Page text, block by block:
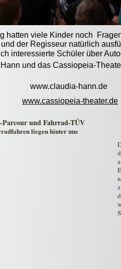
hatten viele Kinder noch
der Regisseur natürlich
interessierte Schüler über
und das Cassiopeia-
www.claudia-hann.de
www.cassiopeia-theater.de
Parcour und Fahrrad-TÜV
liegen hinter uns